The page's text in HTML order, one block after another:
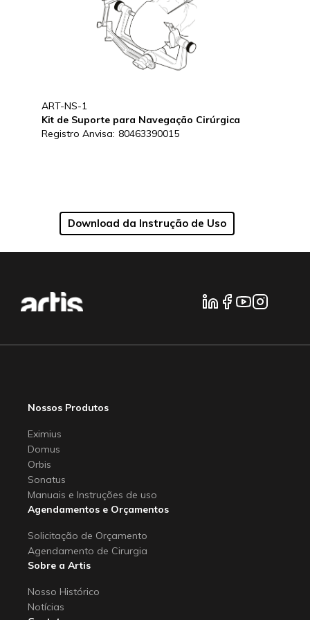
ART-NS-1
Kit de Suporte para Navegação Cirúrgica
Registro Anvisa: 80463390015
Download da Instrução de Uso
Nossos Produtos
Eximius
Domus
Orbis
Sonatus
Manuais e Instruções de uso
Agendamentos e Orçamentos
Solicitação de Orçamento
Agendamento de Cirurgia
Sobre a Artis
Nosso Histórico
Notícias